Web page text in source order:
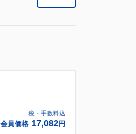
税・手数料込
会員価格 17,082円